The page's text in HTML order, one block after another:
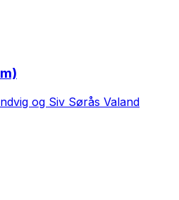
og Siv Sørås Valand